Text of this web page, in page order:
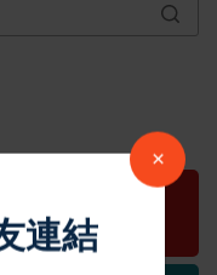
Follow Us